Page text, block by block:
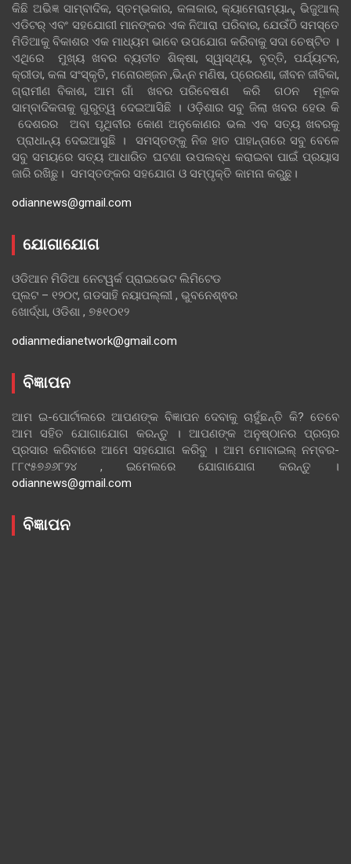
କିଛି ଅଭିଜ୍ଞ ସାମ୍ବାଦିକ, ସ୍ତମ୍ଭକାର, କଳାକାର, କ୍ୟାମେରାମ୍ୟାନ୍, ଭିଜୁଆଲ୍
ଏଡିଟର୍ ଏବଂ ସହଯୋଗୀ ମାନଙ୍କର ଏକ ନିଆରା ପରିବାର, ଯେଉଁଠି ସମସ୍ତେ
ମିଡିଆକୁ ବିକାଶର ଏକ ମାଧ୍ୟମ ଭାବେ ଉପଯୋଗ କରିବାକୁ ସଦା ଚେଷ୍ଟିତ ।
ଏଥିରେ ମୁଖ୍ୟ ଖବର ବ୍ୟତୀତ ଶିକ୍ଷା, ସ୍ୱାସ୍ଥ୍ୟ, ବୃତ୍ତି, ପର୍ଯ୍ୟଟନ,
କ୍ରୀଡା, କଳା ସଂସ୍କୃତି, ମନୋରଞ୍ଜନ ,ଭିନ୍ନ ମଣିଷ, ପ୍ରେରଣା, ଜୀବନ ଜୀବିକା,
ଗ୍ରାମୀଣ ବିକାଶ, ଆମ ଗାଁ ଖବର ପରିବେଷଣ କରି ଗଠନ ମୂଳକ
ସାମ୍ବାଦିକତାକୁ ଗୁରୁତ୍ୱ ଦେଇଆସିଛି । ଓଡ଼ିଶାର ସବୁ ଜିଲା ଖବର ହେଉ କି
ଦେଶରର ଅବା ପୃଥିବୀର କୋଣ ଅନୁକୋଣର ଭଲ ଏବ ସତ୍ୟ ଖବରକୁ
ପ୍ରାଧାନ୍ୟ ଦେଇଆସୁଛି । ସମସ୍ତଙ୍କୁ ନିଜ ହାତ ପାହାନ୍ତାରେ ସବୁ ବେଳେ
ସବୁ ସମୟରେ ସତ୍ୟ ଆଧାରିତ ଘଟଣା ଉପଲବ୍ଧ କରାଇବା ପାଇଁ ପ୍ରୟାସ
ଜାରି ରଖିଛୁ। ସମସ୍ତଙ୍କର ସହଯୋଗ ଓ ସମ୍ପୃକ୍ତି କାମନା କରୁଛୁ।
odiannews@gmail.com
ଯୋଗାଯୋଗ
ଓଡିଆନ ମିଡିଆ ନେଟୱର୍କ ପ୍ରାଇଭେଟ ଲିମିଟେଡ
ପ୍ଲଟ – ୧୨୦୯, ଗଡସାହି ନୟାପଲ୍ଲୀ , ଭୁବନେଶ୍ଵର
ଖୋର୍ଦ୍ଧା, ଓଡିଶା , ୭୫୧୦୧୨
odianmedianetwork@gmail.com
ବିଜ୍ଞାପନ
ଆମ ଇ-ପୋର୍ଟାଲରେ ଆପଣଙ୍କ ବିଜ୍ଞାପନ ଦେବାକୁ ଚାହୁଁଛନ୍ତି କି? ତେବେ
ଆମ ସହିତ ଯୋଗାଯୋଗ କରନ୍ତୁ । ଆପଣଙ୍କ ଅନୁଷ୍ଠାନର ପ୍ରଚାର
ପ୍ରସାର କରିବାରେ ଆମେ ସହଯୋଗ କରିବୁ । ଆମ ମୋବାଇଲ୍ ନମ୍ବର-
୮୮୯୫୭୬୬୮୨୪ , ଇମେଲରେ ଯୋଗାଯୋଗ କରନ୍ତୁ ।
odiannews@gmail.com
ବିଜ୍ଞାପନ